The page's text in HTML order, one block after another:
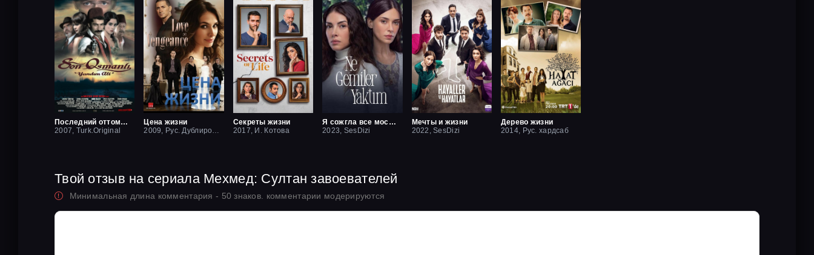
Последний оттоман: Яндим Али
2007, Turk.Original
Цена жизни
Секреты жизни
2017, И. Котова
Я сожгла все мосты / Какие корабли я сжёг
2023, SesDizi
Мечты и жизни
2022, SesDizi
Дерево жизни
2014, Рус. хардсаб
Твой отзыв на сериала Мехмед: Султан завоевателей
Минимальная длина комментария - 50 знаков. комментарии модерируются